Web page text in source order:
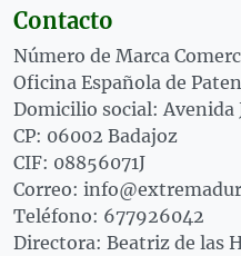
Contacto
Número de Marca
Oficina Española de
Domicilio social: Avenida
CP: 06002 Badajoz
CIF: 08856071J
Correo:
Teléfono: 677926042
Directora: Beatriz de las